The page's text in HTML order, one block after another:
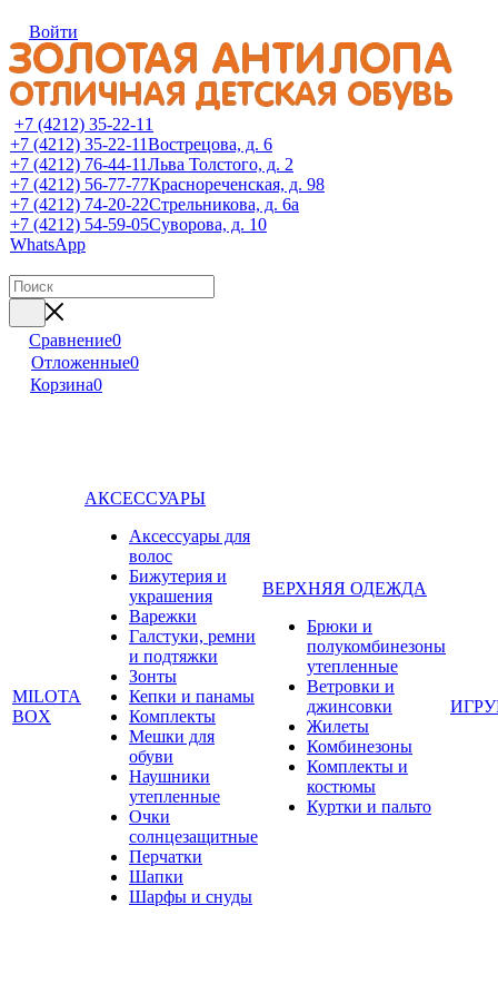
Войти
+7 (4212) 35-22-11
+7 (4212) 35-22-11Вострецова, д. 6
+7 (4212) 76-44-11Льва Толстого, д. 2
+7 (4212) 56-77-77Краснореченская, д. 98
+7 (4212) 74-20-22Стрельникова, д. 6а
+7 (4212) 54-59-05Суворова, д. 10
WhatsApp
Сравнение0
Отложенные0
Корзина0
MILOTA
BOX
АКСЕССУАРЫ
Аксессуары для
волос
Бижутерия и
украшения
Варежки
Галстуки, ремни
и подтяжки
Зонты
Кепки и панамы
Комплекты
Мешки для
обуви
Наушники
утепленные
Очки
солнцезащитные
Перчатки
Шапки
Шарфы и снуды
ВЕРХНЯЯ ОДЕЖДА
Брюки и
полукомбинезоны
утепленные
Ветровки и
джинсовки
Жилеты
Комбинезоны
Комплекты и
костюмы
Куртки и пальто